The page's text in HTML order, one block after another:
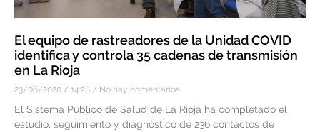
El equipo de rastreadores de la Unidad COVID
identifica y controla 35 cadenas de transmisión
en La Rioja
23/06/2020 14:28 No hay comentarios
El Sistema Público de Salud de La Rioja ha completado el
estudio, seguimiento y diagnóstico de 236 contactos de